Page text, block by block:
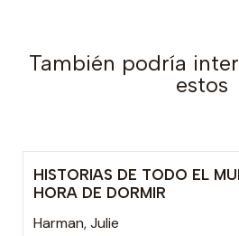
También podría
estos
-15% OFF
HISTORIAS DE TODO EL
HORA DE DORMIR
Harman, Julie